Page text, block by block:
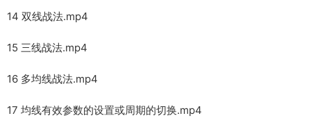
14 双线战法.mp4
15 三线战法.mp4
16 多均线战法.mp4
17 均线有效参数的设置或周期的切换.mp4